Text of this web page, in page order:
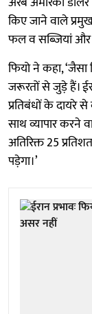
किए जाने वाले
फल व सब्जियां और
फियो ने कहा,
जरूरतों से जुड़े हैं।
प्रतिबंधों के दायरे
साथ व्यापार करने
अतिरिक्त 25
पड़ेगा।’